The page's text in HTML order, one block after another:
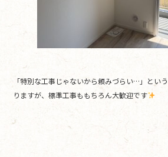
「特別な工事じゃないから頼みづらい…」とい
りますが、標準工事ももちろん大歓迎です